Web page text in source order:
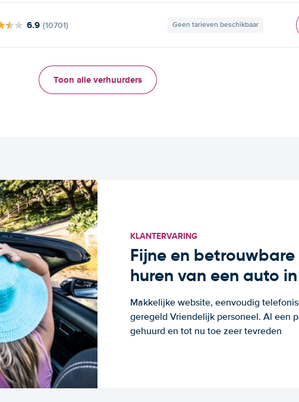
6.9 (10701) Geen tarieven beschikbaar
Toon alle verhuurders
KLANTERVARING
Fijne en
huren van een auto
Makkelijke website, eenvoudig
geregeld Vriendelijk personeel. Al een
gehuurd en tot nu toe zeer tevreden